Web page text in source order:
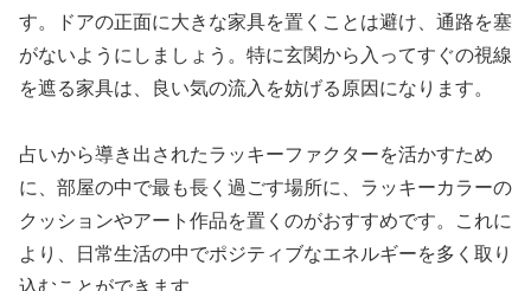
す。ドアの正面に大きな家具を置くことは避け、通路を塞
がないようにしましょう。特に玄関から入ってすぐの視線
を遮る家具は、良い気の流入を妨げる原因になります。
占いから導き出されたラッキーファクターを活かすため
に、部屋の中で最も長く過ごす場所に、ラッキーカラーの
クッションやアート作品を置くのがおすすめです。これに
より、日常生活の中でポジティブなエネルギーを多く取り